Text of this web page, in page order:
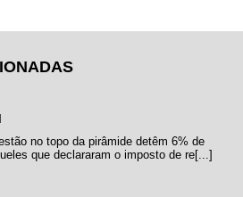
no topo da pirâmide detêm 6% de
que declararam o imposto de re[...]